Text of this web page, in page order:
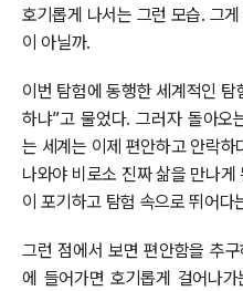
호기롭게 나서는 그런 모습. 그
이 아닐까.
이번 탐험에 동행한 세계적인
하냐”고 물었다. 그러자 돌아오
는 세계는 이제 편안하고 안락
나와야 비로소 진짜 삶을 만나
이 포기하고 탐험 속으로 뛰어다
그런 점에서 보면 편안함을 추
에 들어가면 호기롭게 걸어나